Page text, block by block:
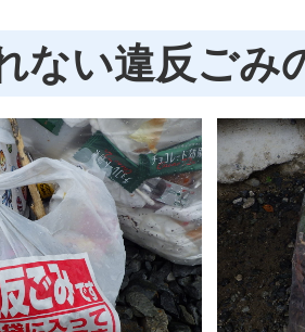
ない違反ごみ